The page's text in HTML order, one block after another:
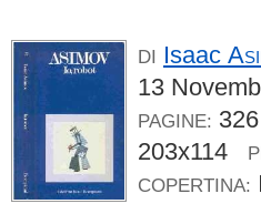
DI Isaac
13
PAGINE:
203x114
COPERTINA: